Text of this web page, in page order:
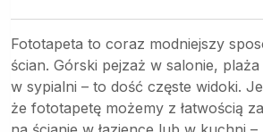
Fototapeta to coraz modniejszy
ścian. Górski pejzaż w salonie, plaża
w sypialni – to dość częste widoki.
że fototapetę możemy z łatwością